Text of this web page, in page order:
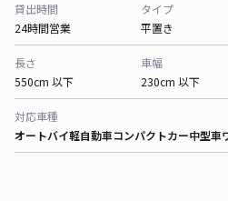
貸出時間
24時間営業
タイプ
平置き
長さ
550cm 以下
車幅
230cm 以下
対応車種
オートバイ軽自動車コンパクトカー中型車